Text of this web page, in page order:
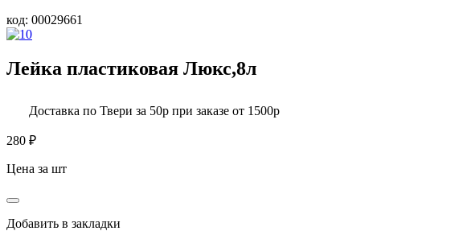
код: 00029661
Лейка пластиковая Люкс,8л
Доставка по Твери за 50р при заказе от 1500р
280 ₽
Цена за шт
Добавить в закладки